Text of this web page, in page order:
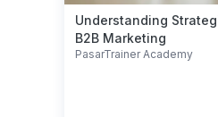
Understanding
B2B Marketing
PasarTrainer Academy